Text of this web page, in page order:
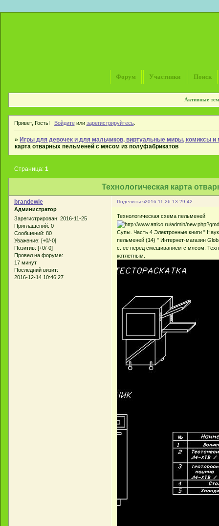
Форум Участники Поиск
Активные
Привет, Гость! Войдитеили зарегистрируйтесь.
»Игры для девочек и для мальчиков, виртуальные миры, комиксы
карта отварных пельменей с мясом из полуфабрикатов
Технологическая карта
Страница:1
Поделиться2016-11-26 13:29:42
brandewie
Администратор
Зарегистрирован: 2016-11-25
Приглашений: 0
Сообщений: 80
Уважение: [+0/-0]
Позитив: [+0/-0]
Провел на форуме:
17 минут
Последний визит:
2016-12-14 10:46:27
Технологическая схема пельменей
Супы. Часть 4 Электронные книги "
пельменей (14) " Интернет-магазин
с. ее перед смешиванием с мясом.
котлетным.